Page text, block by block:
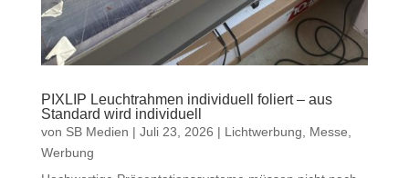
PIXLIP Leuchtrahmen individuell foliert – aus
Standard wird individuell
von SB Medien | Juli 23, 2026 | Lichtwerbung Messe
Werbung